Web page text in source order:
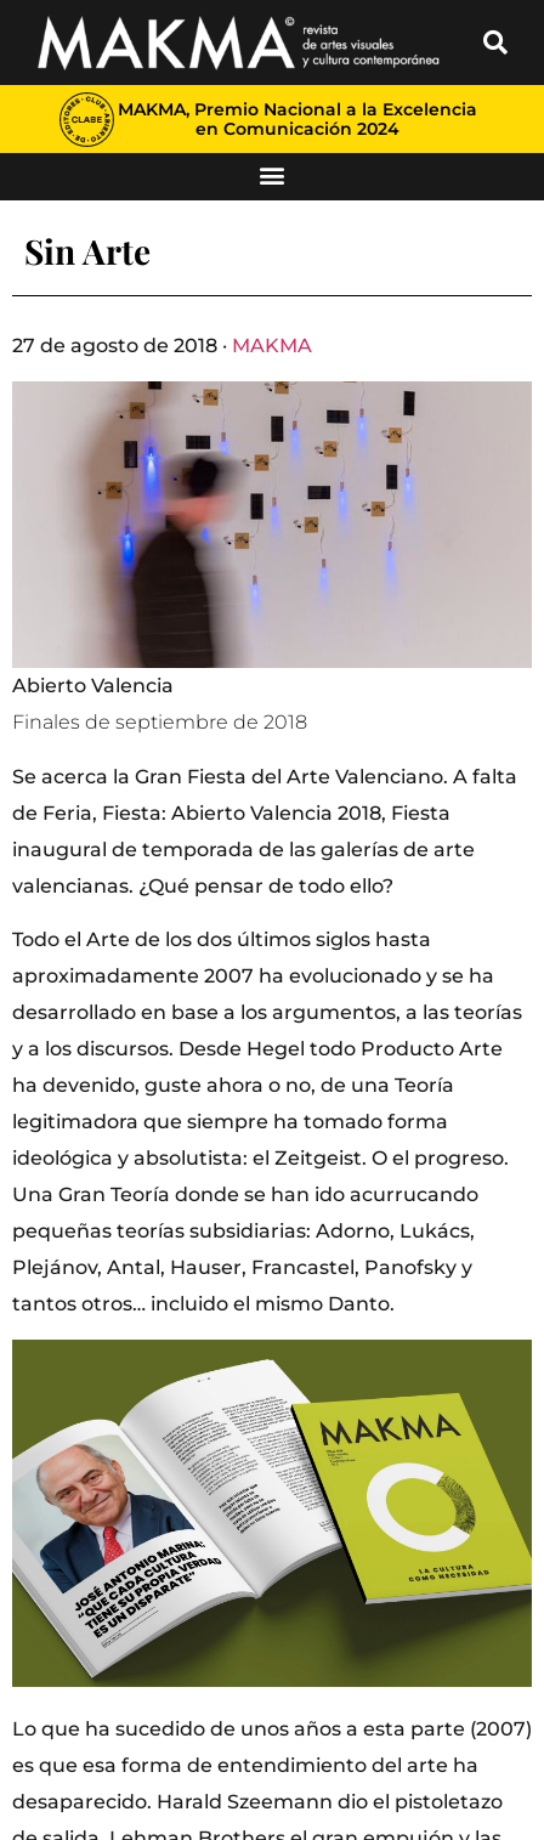
MAKMA, Premio Nacional a la Excelencia
en Comunicación 2024
Sin Arte
27 de agosto de 2018 · MAKMA
Abierto Valencia
Finales de septiembre de 2018
Se acerca la Gran Fiesta del Arte Valenciano. A falta
de Feria, Fiesta: Abierto Valencia 2018, Fiesta
inaugural de temporada de las galerías de arte
valencianas. ¿Qué pensar de todo ello?
Todo el Arte de los dos últimos siglos hasta
aproximadamente 2007 ha evolucionado y se ha
desarrollado en base a los argumentos, a las teorías
y a los discursos. Desde Hegel todo Producto Arte
ha devenido, guste ahora o no, de una Teoría
legitimadora que siempre ha tomado forma
ideológica y absolutista: el Zeitgeist. O el progreso.
Una Gran Teoría donde se han ido acurrucando
pequeñas teorías subsidiarias: Adorno, Lukács,
Plejánov, Antal, Hauser, Francastel, Panofsky y
tantos otros… incluido el mismo Danto.
Lo que ha sucedido de unos años a esta parte (2007)
es que esa forma de entendimiento del arte ha
desaparecido. Harald Szeemann dio el pistoletazo